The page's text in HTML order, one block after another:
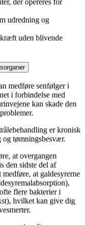
der opereres for
udredning og
uden blivende
medføre senfølger i
i forbindelse med
kan skade den
er kronisk
og tømningsbesvær.
at overgangen
den sidste del af
at galdesyrerne
flere bakterier i
hvilket kan give dig